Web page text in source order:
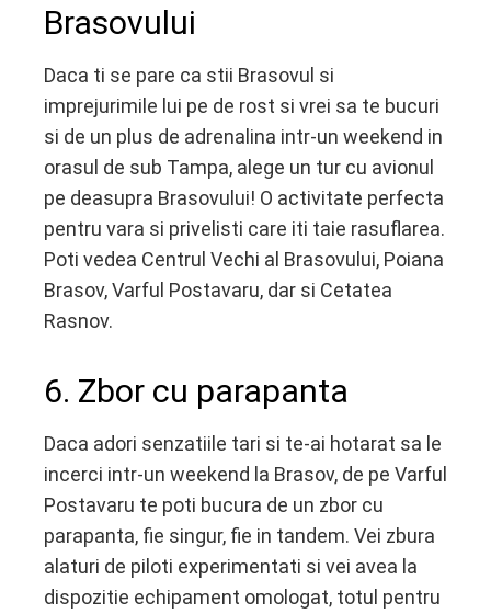
Brasovului
Daca ti se pare ca stii Brasovul si
imprejurimile lui pe de rost si vrei sa te bucuri
si de un plus de adrenalina intr-un weekend in
orasul de sub Tampa, alege un tur cu avionul
pe deasupra Brasovului! O activitate perfecta
pentru vara si privelisti care iti taie rasuflarea.
Poti vedea Centrul Vechi al Brasovului, Poiana
Brasov, Varful Postavaru, dar si Cetatea
Rasnov.
6. Zbor cu parapanta
Daca adori senzatiile tari si te-ai hotarat sa le
incerci intr-un weekend la Brasov, de pe Varful
Postavaru te poti bucura de un zbor cu
parapanta, fie singur, fie in tandem. Vei zbura
alaturi de piloti experimentati si vei avea la
dispozitie echipament omologat, totul pentru